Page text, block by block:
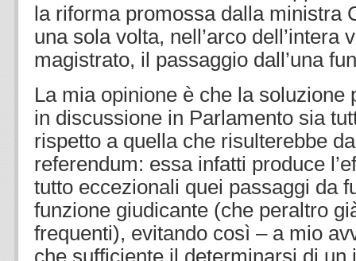
la riforma promossa dalla ministra
una sola volta, nell’arco dell’intera
magistrato, il passaggio dall’una
La mia opinione è che la soluzione
in discussione in Parlamento sia
rispetto a quella che risulterebbe
referendum: essa infatti produce
tutto eccezionali quei passaggi da
funzione giudicante (che peraltro
frequenti), evitando così – a mio
che sufficiente il determinarsi di un